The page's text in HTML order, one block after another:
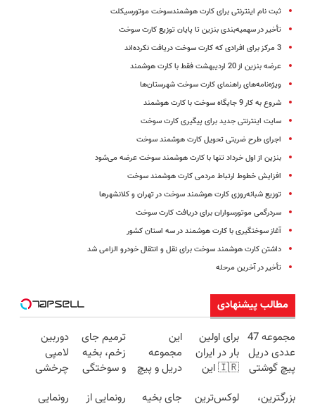
ثبت نام اینترنتی برای کارت هوشمندسوخت موتورسیکلت
تأخیر در سهمیه‌بندی بنزین تا پایان توزیع کارت سوخت
3 مرکز برای افرادی که کارت سوخت دریافت نکرده‌اند
عرضه بنزین از 20 اردیبهشت فقط با کارت هوشمند
ویژه‌نامه‌های راهنمای کارت سوخت شهرستان‌ها
شروع به کار 9 جایگاه سوخت با کارت هوشمند
سایت اینترنتی جدید برای پیگیری کارت سوخت
اجرای طرح ضربتی تحویل کارت هوشمند سوخت
بنزین از اول خرداد تنها با کارت هوشمند سوخت عرضه می‌شود
افزایش خطوط ارتباط مردمی کارت هوشمند سوخت
توزیع شبانه‌روزی‌ کارت‌ هوشمند سوخت‌ در تهران و کلانشهرها
سردرگمی موتورسواران برای دریافت کارت سوخت
آغاز سوختگیری با کارت هوشمند در سه استان کشور
داشتن کارت هوشمند سوخت برای نقل و انتقال خودرو الزامی شد
تأخیر در آخرین مرحله
مطالب پیشنهادی
مجموعه 47
عددی دریل
پیچ گوشتی
(تخفیف به
برای اولین
بار در ایران
🇮🇷 این
ترمیم کننده
این
مجموعه
دریل و پیچ
گارانتی و
ترمیم جای
زخم، بخیه
و سوختگی
هفته!!😍
دوربین
لامپی
چرخشی
فقط امروز
بزرگترین، لوکس‌ترین جای بخیه رونمایی از رونمایی